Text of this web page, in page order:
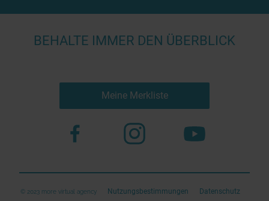
BEHALTE IMMER DEN ÜBERBLICK
Meine Merkliste
© 2023 more virtual agency Nutzungsbestimmungen Datenschutz